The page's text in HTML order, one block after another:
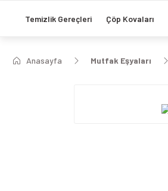
Temizlik Gereçleri Çöp Kovaları
Anasayfa Mutfak Eşyaları